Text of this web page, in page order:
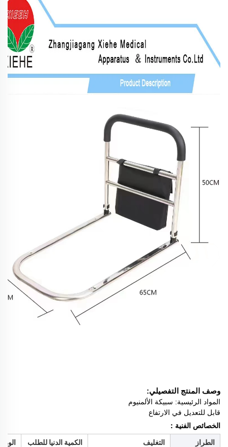
وصف المنتج التفصيلي:
المواد الرئيسية: سبيكة الألمنيوم
قابل للتعديل في الارتفاع
الخصائص الفنية：
الطراز التغليف الكمية الدنيا للطلب